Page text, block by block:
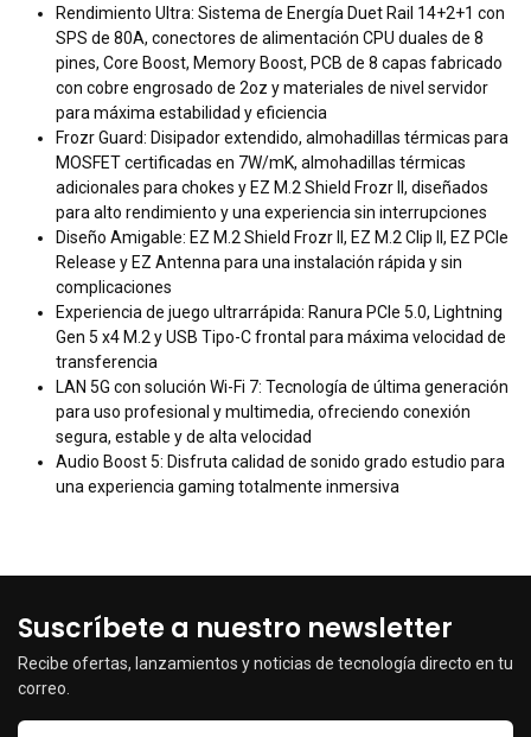
Rendimiento Ultra: Sistema de Energía Duet Rail 14+2+1 con
SPS de 80A, conectores de alimentación CPU duales de 8
pines, Core Boost, Memory Boost, PCB de 8 capas fabricado
con cobre engrosado de 2oz y materiales de nivel servidor
para máxima estabilidad y eficiencia
Frozr Guard: Disipador extendido, almohadillas térmicas para
MOSFET certificadas en 7W/mK, almohadillas térmicas
adicionales para chokes y EZ M.2 Shield Frozr II, diseñados
para alto rendimiento y una experiencia sin interrupciones
Diseño Amigable: EZ M.2 Shield Frozr II, EZ M.2 Clip II, EZ PCIe
Release y EZ Antenna para una instalación rápida y sin
complicaciones
Experiencia de juego ultrarrápida: Ranura PCIe 5.0, Lightning
Gen 5 x4 M.2 y USB Tipo-C frontal para máxima velocidad de
transferencia
LAN 5G con solución Wi-Fi 7: Tecnología de última generación
para uso profesional y multimedia, ofreciendo conexión
segura, estable y de alta velocidad
Audio Boost 5: Disfruta calidad de sonido grado estudio para
una experiencia gaming totalmente inmersiva
Suscríbete a nuestro newsletter
Recibe ofertas, lanzamientos y noticias de tecnología directo en tu
correo.